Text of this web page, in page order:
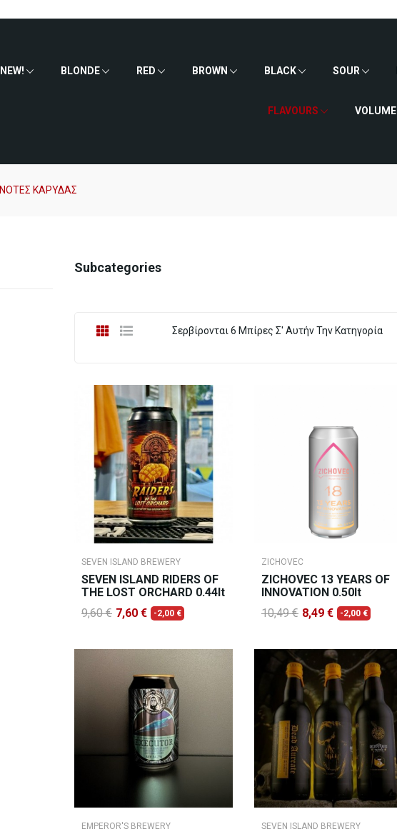
NEW! BLONDE RED BROWN BLACK SOUR
FLAVOURS VOLUME
ΝΟΤΕΣ ΚΑΡΥΔΑΣ
Subcategories
Σερβίρονται 6 Μπίρες Σ' Αυτήν Την Κατηγορία
SEVEN ISLAND BREWERY
SEVEN ISLAND RIDERS OF
THE LOST ORCHARD 0.44lt
9,60 € 7,60 € -2,00 €
ZICHOVEC
ZICHOVEC 13 YEARS OF
INNOVATION 0.50lt
10,49 € 8,49 € -2,00 €
EMPEROR'S BREWERY SEVEN ISLAND BREWERY